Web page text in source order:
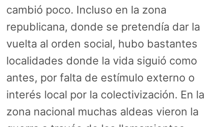
cambió poco. Incluso en la zona
republicana, donde se pretendía dar la
vuelta al orden social, hubo bastantes
localidades donde la vida siguió como
antes, por falta de estímulo externo o
interés local por la colectivización. En la
zona nacional muchas aldeas vieron la